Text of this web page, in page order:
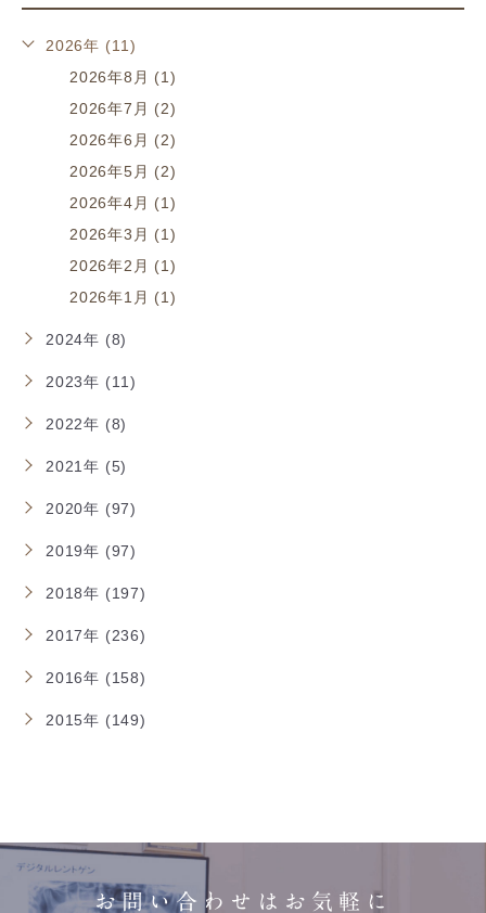
2026年 (11)
2026年8月 (1)
2026年7月 (2)
2026年6月 (2)
2026年5月 (2)
2026年4月 (1)
2026年3月 (1)
2026年2月 (1)
2026年1月 (1)
2024年 (8)
2023年 (11)
2022年 (8)
2021年 (5)
2020年 (97)
2019年 (97)
2018年 (197)
2017年 (236)
2016年 (158)
2015年 (149)
お問い合わせはお気軽に